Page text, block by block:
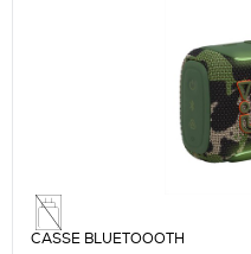
CASSE BLUETOOOTH